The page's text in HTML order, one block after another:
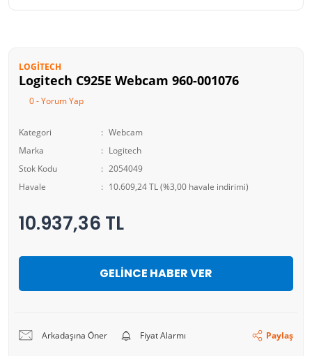
LOGITECH
Logitech C925E Webcam 960-001076
0 - Yorum Yap
Kategori
Webcam
Marka
Logitech
Stok Kodu
2054049
Havale
10.609,24 TL (%3,00 havale indirimi)
10.937,36 TL
GELİNCE HABER VER
Arkadaşına Öner Fiyat Alarmı Paylaş